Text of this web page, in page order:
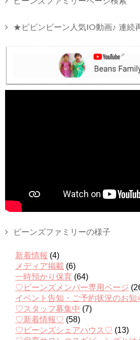
★ビビンビーン人気10動画♪ 連続
ビーンズファミリーの様子
新着情報 (4)
メディア掲載 (6)
一時預かり保育 (64)
♡ビーンズメンバー専用ページ
イベント告知・ご予約状況のお知
♡スタッフ募集中 (7)
♡新着情報♡ (58)
♡ビーンズシェアハウス♡ (13)